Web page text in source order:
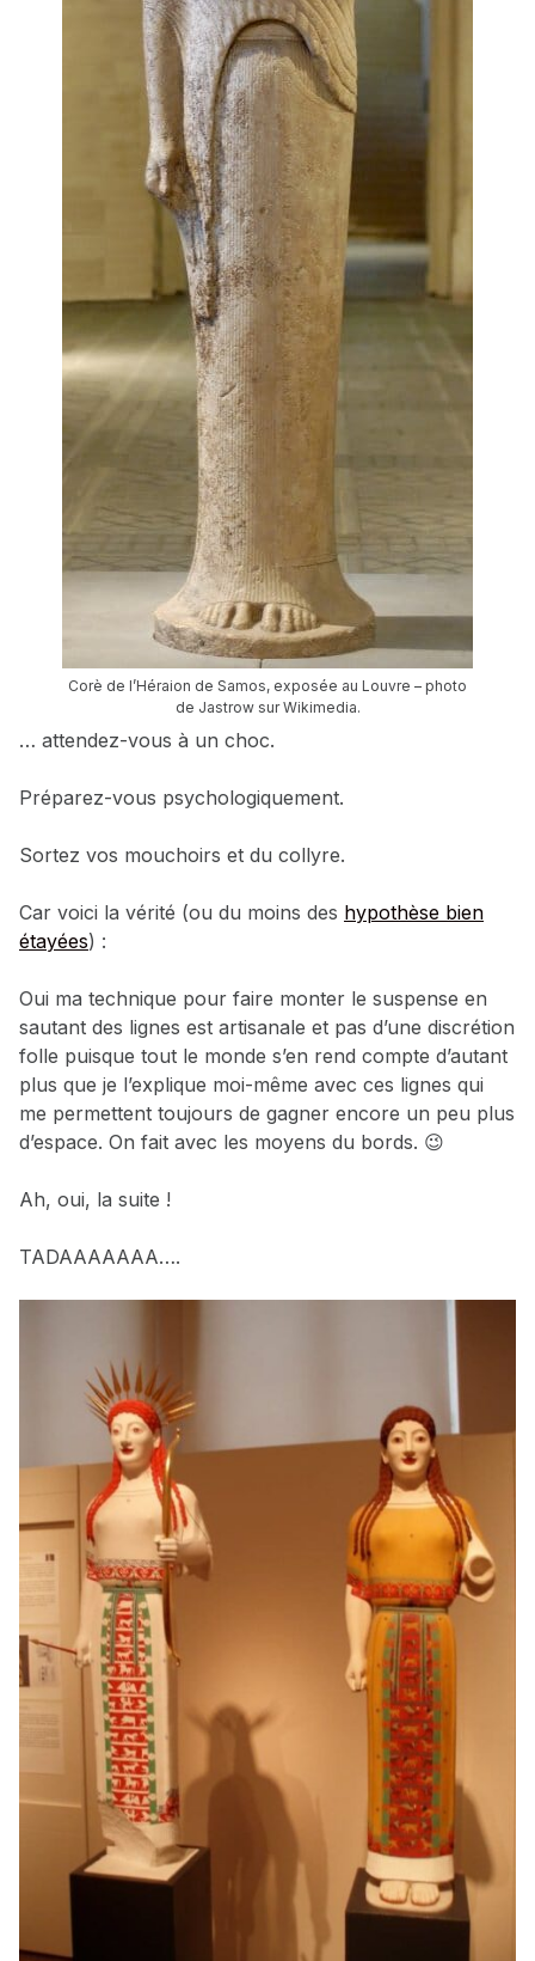
Corè de l’Héraion de Samos, exposée au Louvre – photo
de Jastrow sur Wikimedia.
… attendez-vous à un choc.
Préparez-vous psychologiquement.
Sortez vos mouchoirs et du collyre.
Car voici la vérité (ou du moins des hypothèse bien
étayées) :
Oui ma technique pour faire monter le suspense en
sautant des lignes est artisanale et pas d’une discrétion
folle puisque tout le monde s’en rend compte d’autant
plus que je l’explique moi-même avec ces lignes qui
me permettent toujours de gagner encore un peu plus
d’espace. On fait avec les moyens du bords. 😉
Ah, oui, la suite !
TADAAAAAAA….